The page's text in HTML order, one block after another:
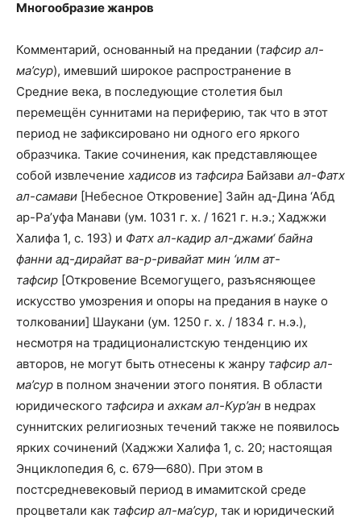
Многообразие жанров
Комментарий, основанный на предании (тафсир ал-
ма’сур), имевший широкое распространение в
Средние века, в последующие столетия был
перемещён суннитами на периферию, так что в этот
период не зафиксировано ни одного его яркого
образчика. Такие сочинения, как представляющее
собой извлечение хадисов из тафсира Байзави ал-Фатх
ал-самави [Небесное Откровение] Зайн ад-Дина ‘Абд
ар-Ра’уфа Манави (ум. 1031 г. х. / 1621 г. н.э.; Хаджжи
Халифа 1, с. 193) и Фатх ал-кадир ал-джами‘ байна
фанни ад-дирайат ва-р-ривайат мин ‘илм ат-
тафсир [Откровение Всемогущего, разъясняющее
искусство умозрения и опоры на предания в науке о
толковании] Шаукани (ум. 1250 г. х. / 1834 г. н.э.),
несмотря на традиционалистскую тенденцию их
авторов, не могут быть отнесены к жанру тафсир ал-
ма’сур в полном значении этого понятия. В области
юридического тафсира и ахкам ал-Кур’ан в недрах
суннитских религиозных течений также не появилось
ярких сочинений (Хаджжи Халифа 1, с. 20; настоящая
Энциклопедия 6, с. 679—680). При этом в
постсредневековый период в имамитской среде
процветали как тафсир ал-ма’сур, так и юридический